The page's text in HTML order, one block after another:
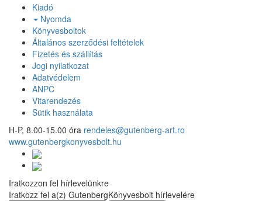
Kiadó
Nyomda
Könyvesboltok
Általános szerződési feltételek
Fizetés és szállítás
Jogi nyilatkozat
Adatvédelem
ANPC
Vitarendezés
Sütik használata
H-P, 8.00-15.00 óra rendeles@gutenberg-art.ro
www.gutenbergkonyvesbolt.hu
Iratkozzon fel hírlevelünkre
Iratkozz fel a(z) GutenbergKönyvesbolt hírlevelére